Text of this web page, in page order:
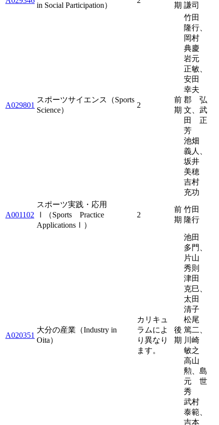
in Social Participation）
期 謙司
A029801
スポーツサイエンス（Sports
Science）
2
前
期
竹田
隆行、
岡村
典慶
岩元
正敏、
安田
幸夫
郡 弘
文、武
田 正
芳
池畑
義人、
坂井
美穂
吉村
充功
A001102
スポーツ実践・応用
Ⅰ（Sports Practice
ApplicationsⅠ）
2
前
期
竹田
隆行
A020351
大分の産業（Industry in
Oita）
カリキュ
ラムによ
り異なり
ます。
後
期
池田
多門、
片山
秀則
津田
克巳、
太田
清子
松尾
篤二、
川崎
敏之
高山
勲、島
元 世
秀
武村
泰範、
吉本